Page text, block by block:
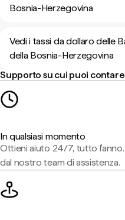
Bosnia-Herzegovina
Vedi i tassi da dollaro delle
della Bosnia-Herzegovina
Supporto su cui puoi contare
In qualsiasi momento
Ottieni aiuto 24/7, tutto
dal nostro team di assistenza.